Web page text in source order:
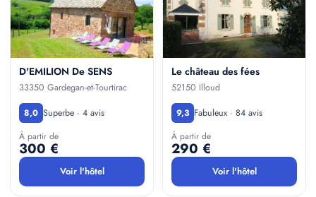
D'EMILION De SENS
33350 Gardegan-et-Tourtirac
8,0 Superbe · 4 avis
À partir de
300 €
Voir l'hôtel
Le château des fées
52150 Illoud
9,3 Fabuleux · 84 avis
À partir de
290 €
Voir l'hôtel